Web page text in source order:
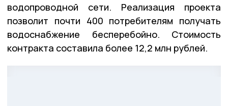
водопроводной сети. Реализация проекта
позволит почти 400 потребителям получать
водоснабжение бесперебойно. Стоимость
контракта составила более 12,2 млн рублей.